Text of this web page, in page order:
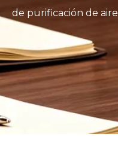
de purificación de aire